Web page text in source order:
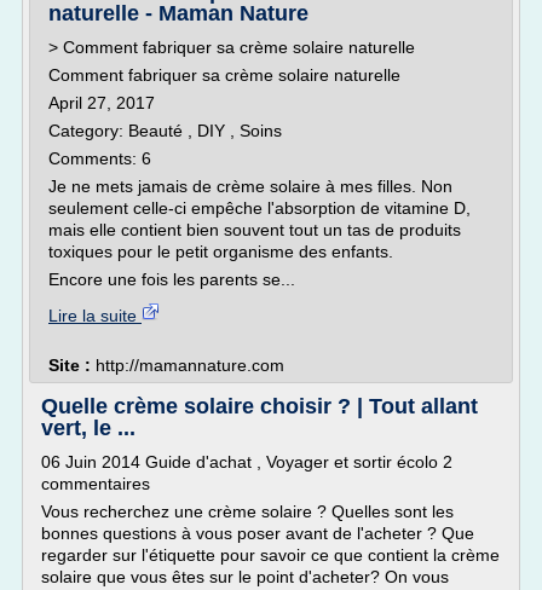
naturelle - Maman Nature
> Comment fabriquer sa crème solaire naturelle
Comment fabriquer sa crème solaire naturelle
April 27, 2017
Category: Beauté , DIY , Soins
Comments: 6
Je ne mets jamais de crème solaire à mes filles. Non
seulement celle-ci empêche l'absorption de vitamine D,
mais elle contient bien souvent tout un tas de produits
toxiques pour le petit organisme des enfants.
Encore une fois les parents se...
Lire la suite
Site : http://mamannature.com
Quelle crème solaire choisir ? | Tout allant
vert, le ...
06 Juin 2014 Guide d'achat , Voyager et sortir écolo 2
commentaires
Vous recherchez une crème solaire ? Quelles sont les
bonnes questions à vous poser avant de l'acheter ? Que
regarder sur l'étiquette pour savoir ce que contient la crème
solaire que vous êtes sur le point d'acheter? On vous